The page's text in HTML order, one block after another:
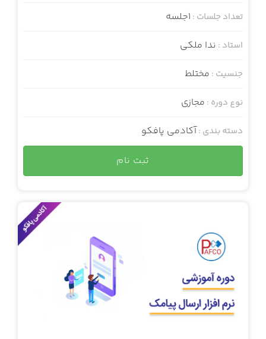
تعداد جلسات : 1جلسه
استاد : ندا ملکی
جنسیت : مختلط
نوع دوره : مجازی
دسته بندی :آکادمی پافکو
ثبت نام